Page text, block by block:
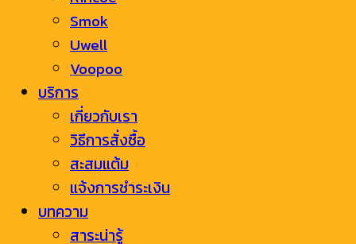
Smok
Uwell
Voopoo
บริการ
เกี่ยวกับเรา
วิธีการสั่งซื้อ
สะสมแต้ม
แจ้งการชำระเงิน
บทความ
สาระน่ารู้